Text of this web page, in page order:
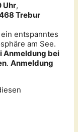
Uhr,
Trebur
entspanntes
am See.
Anmeldung bei
. Anmeldung